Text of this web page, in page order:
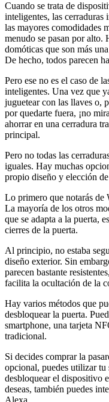
Cuando se trata de
inteligentes, las cerraduras
las mayores comodidades
menudo se pasan por alto.
domóticas que son más
De hecho, todos parecen
Pero ese no es el caso de
inteligentes. Una vez que
juguetear con las llaves o,
por quedarte fuera, ¡no
ahorrar en una cerradura
principal.
Pero no todas las
iguales. Hay muchas
propio diseño y elección
Lo primero que notarás
La mayoría de los otros
que se adapta a la puerta,
cierres de la puerta.
Al principio, no estaba
diseño exterior. Sin
parecen bastante
facilita la ocultación de la
Hay varios métodos que
desbloquear la puerta.
smartphone, una tarjeta
tradicional.
Si decides comprar la
opcional, puedes utilizar tu
desbloquear el dispositivo
deseas, también puedes
Alexa.